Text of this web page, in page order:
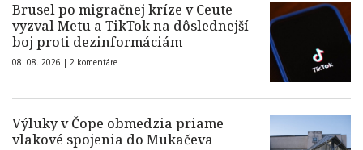
Brusel po migračnej kríze v Ceute
vyzval Metu a TikTok na dôslednejší
boj proti dezinformáciám
08. 08. 2026 | 2 komentáre
Výluky v Čope obmedzia priame
vlakové spojenia do Mukačeva